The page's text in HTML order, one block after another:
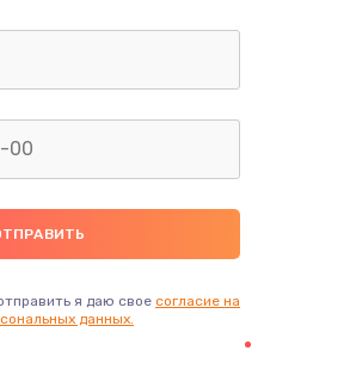
я даю свое согласие на
данных.